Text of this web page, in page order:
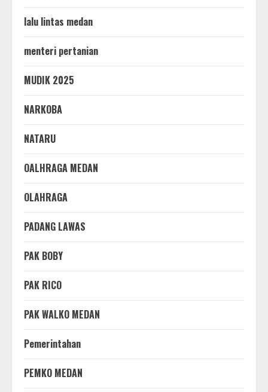
lalu lintas medan
menteri pertanian
MUDIK 2025
NARKOBA
NATARU
OALHRAGA MEDAN
OLAHRAGA
PADANG LAWAS
PAK BOBY
PAK RICO
PAK WALKO MEDAN
Pemerintahan
PEMKO MEDAN